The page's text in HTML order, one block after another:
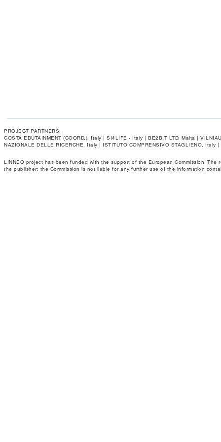
PROJECT PARTNERS:
COSTA EDUTAINMENT (COORD.), Italy | SI4LIFE - Italy | BE2BIT LTD, Malta |
NAZIONALE DELLE RICERCHE, Italy | ISTITUTO COMPRENSIVO STAGLIENO, Italy
LINNEO project has been funded with the support of the European Commission.
the publisher; the Commission is not liable for any further use of the information